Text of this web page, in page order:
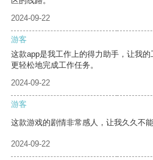
2024-09-22
游客
这款app是我工作上的得力助手，让我
更轻松地完成工作任务。
2024-09-22
游客
这款游戏的剧情非常感人，让我久久不能
2024-09-22